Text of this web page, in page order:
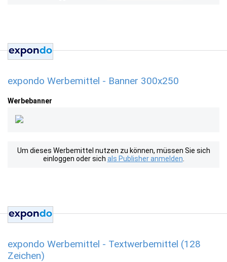
expondo Werbemittel - Banner 300x250
Werbebanner
Um dieses Werbemittel nutzen zu können, müssen Sie sich
einloggen oder sich als Publisher anmelden
expondo Werbemittel - Textwerbemittel (128
Zeichen)